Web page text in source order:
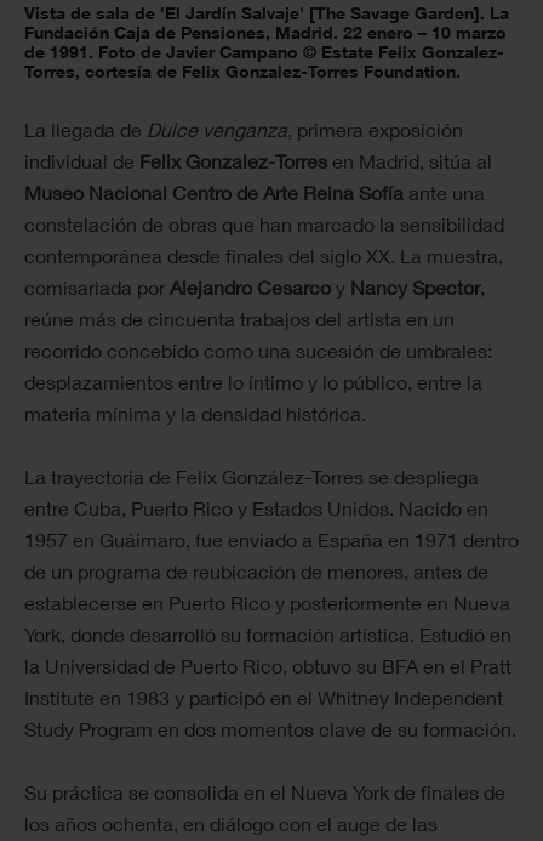
Vista de sala de 'El Jardín Salvaje' [The Savage Garden]. La
Fundación Caja de Pensiones, Madrid. 22 enero – 10 marzo
de 1991. Foto de Javier Campano © Estate Felix Gonzalez-
Torres, cortesía de Felix Gonzalez-Torres Foundation.
La llegada de Dulce venganza, primera exposición
individual de Felix Gonzalez-Torres en Madrid, sitúa al
Museo Nacional Centro de Arte Reina Sofía ante una
constelación de obras que han marcado la sensibilidad
contemporánea desde finales del siglo XX. La muestra,
comisariada por Alejandro Cesarco y Nancy Spector,
reúne más de cincuenta trabajos del artista en un
recorrido concebido como una sucesión de umbrales:
desplazamientos entre lo íntimo y lo público, entre la
materia mínima y la densidad histórica.
La trayectoria de Felix González-Torres se despliega
entre Cuba, Puerto Rico y Estados Unidos. Nacido en
1957 en Guáimaro, fue enviado a España en 1971 dentro
de un programa de reubicación de menores, antes de
establecerse en Puerto Rico y posteriormente en Nueva
York, donde desarrolló su formación artística. Estudió en
la Universidad de Puerto Rico, obtuvo su BFA en el Pratt
Institute en 1983 y participó en el Whitney Independent
Study Program en dos momentos clave de su formación.
Su práctica se consolida en el Nueva York de finales de
los años ochenta, en diálogo con el auge de las